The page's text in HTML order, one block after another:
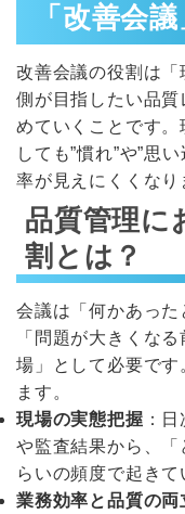
「改善会
改善会議の役割は
側が目指したい品
めていくことです。
しても”慣れ”や”思
率が見えにくくなり
品質管理に
割とは？
会議は「何かあった
「問題が大きくな
場」として必要です
ます。
現場の実態把握 ：
や監査結果から、「
らいの頻度で起き
業務効率と品質の両